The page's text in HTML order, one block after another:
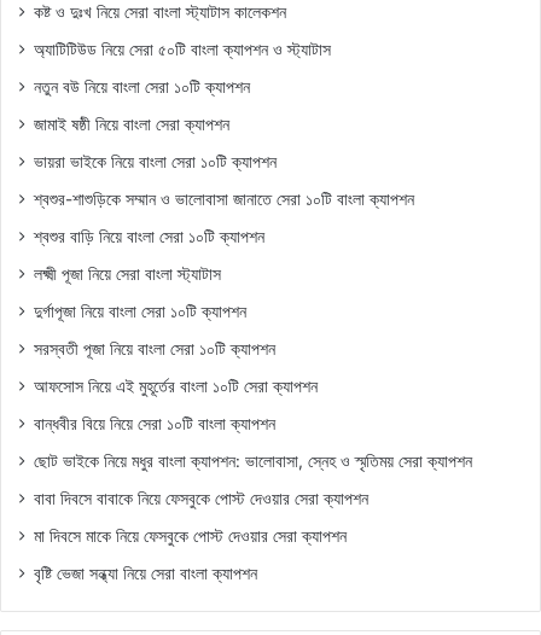
কষ্ট ও দুঃখ নিয়ে সেরা বাংলা স্ট্যাটাস কালেকশন
অ্যাটিটিউড নিয়ে সেরা ৫০টি বাংলা ক্যাপশন ও স্ট্যাটাস
নতুন বউ নিয়ে বাংলা সেরা ১০টি ক্যাপশন
জামাই ষষ্ঠী নিয়ে বাংলা সেরা ক্যাপশন
ভায়রা ভাইকে নিয়ে বাংলা সেরা ১০টি ক্যাপশন
শ্বশুর-শাশুড়িকে সম্মান ও ভালোবাসা জানাতে সেরা ১০টি বাংলা ক্যাপশন
শ্বশুর বাড়ি নিয়ে বাংলা সেরা ১০টি ক্যাপশন
লক্ষ্মী পূজা নিয়ে সেরা বাংলা স্ট্যাটাস
দুর্গাপূজা নিয়ে বাংলা সেরা ১০টি ক্যাপশন
সরস্বতী পূজা নিয়ে বাংলা সেরা ১০টি ক্যাপশন
আফসোস নিয়ে এই মুহূর্তের বাংলা ১০টি সেরা ক্যাপশন
বান্ধবীর বিয়ে নিয়ে সেরা ১০টি বাংলা ক্যাপশন
ছোট ভাইকে নিয়ে মধুর বাংলা ক্যাপশন: ভালোবাসা, স্নেহ ও স্মৃতিময় সেরা ক্যাপশন
বাবা দিবসে বাবাকে নিয়ে ফেসবুকে পোস্ট দেওয়ার সেরা ক্যাপশন
মা দিবসে মাকে নিয়ে ফেসবুকে পোস্ট দেওয়ার সেরা ক্যাপশন
বৃষ্টি ভেজা সন্ধ্যা নিয়ে সেরা বাংলা ক্যাপশন